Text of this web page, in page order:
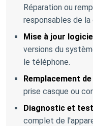
Réparation ou
responsables de
Mise à jour
versions du
le téléphone.
Remplacement
prise casque ou
Diagnostic et
complet de